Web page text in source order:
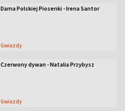
Dama Polskiej Piosenki - Irena Santor
Gwiazdy
Czerwony dywan - Natalia Przybysz
Gwiazdy